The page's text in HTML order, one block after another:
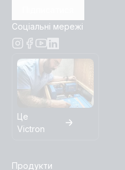
Соціальні мережі
Це
Victron
Продукти